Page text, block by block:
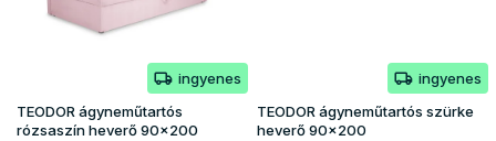
ingyenes
TEODOR ágyneműtartós
rózsaszín heverő 90x200
ingyenes
TEODOR ágyneműtartós szürke
heverő 90x200